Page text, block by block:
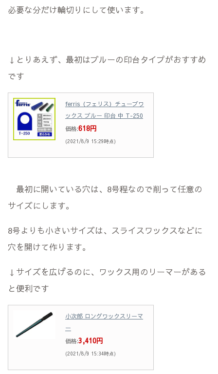
必要な分だけ輪切りにして使います。
↓とりあえず、最初はブルーの印台タイプがおすすめ
です
ferris（フェリス）チューブワ
ックス ブルー 印台 中 T-250
価格:618円
(2021/8/9 15:29時点)
最初に開いている穴は、8号程なので削って任意の
サイズにします。
8号よりも小さいサイズは、スライスワックスなどに
穴を開けて作ります。
↓サイズを広げるのに、ワックス用のリーマーがある
と便利です
小次郎 ロングワックスリーマ
ー
価格:3,410円
(2021/8/9 15:34時点)